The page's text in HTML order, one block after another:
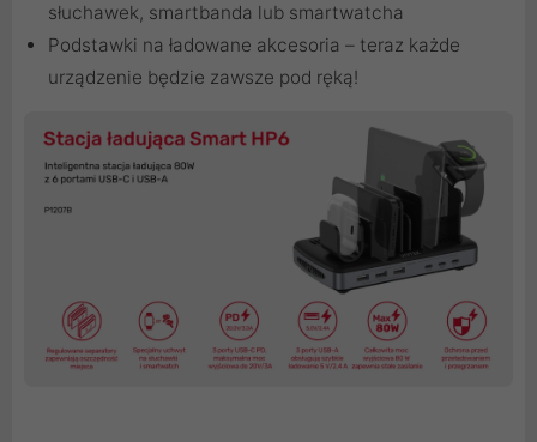
słuchawek, smartbanda lub smartwatcha
Podstawki na ładowane akcesoria – teraz każde
urządzenie będzie zawsze pod ręką!